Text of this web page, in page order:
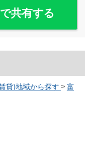
共有する
貸)地域から探す > 富